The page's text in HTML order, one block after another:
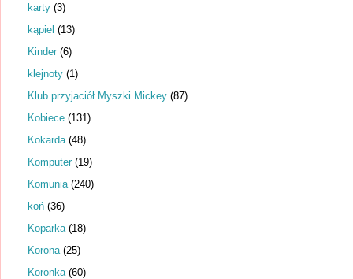
karty (3)
kąpiel (13)
Kinder (6)
klejnoty (1)
Klub przyjaciół Myszki Mickey (87)
Kobiece (131)
Kokarda (48)
Komputer (19)
Komunia (240)
koń (36)
Koparka (18)
Korona (25)
Koronka (60)